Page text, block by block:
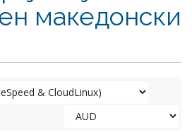
македонски